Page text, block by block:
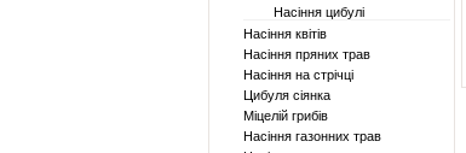
Насіння цибулі
Насіння квітів
Насіння пряних трав
Насіння на стрічці
Цибуля сіянка
Міцелій грибів
Насіння газонних трав